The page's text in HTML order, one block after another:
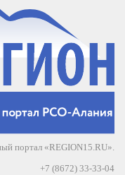
портал «REGION15.RU».
+7 (8672) 33-33-04